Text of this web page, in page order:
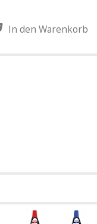
In den Warenkorb